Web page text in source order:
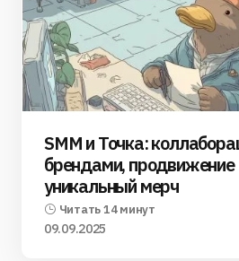
SMM и Точка:
брендами, продвижение
уникальный мерч
Читать 14 минут
09.09.2025